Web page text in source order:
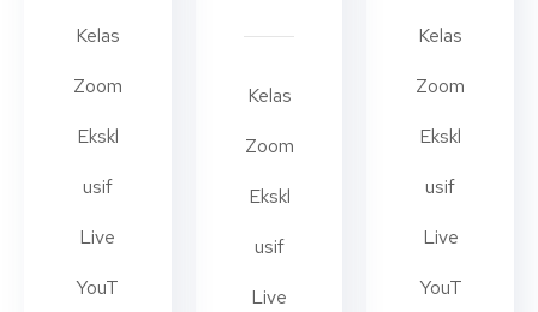
Kelas
Zoom
Ekskl
usif
Live
YouT
Kelas
Zoom
Ekskl
usif
Live
Kelas
Zoom
Ekskl
usif
Live
YouT